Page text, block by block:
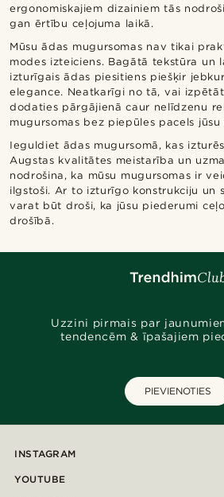
ergonomiskajiem dizainiem tās
gan ērtību ceļojuma laikā.
Mūsu ādas mugursomas nav tikai
modes izteiciens. Bagātā tekstūra un
izturīgais ādas piesitiens piešķir
elegance. Neatkarīgi no tā, vai
dodaties pārgājienā caur nelīdzenu
mugursomas bez piepūles pacels jūsu
Ieguldiet ādas mugursomā, kas
Augstas kvalitātes meistarība un
nodrošina, ka mūsu mugursomas ir
ilgstoši. Ar to izturīgo konstrukciju un
varat būt droši, ka jūsu piederumi
drošībā.
Uzzini pirmais par
tendencēm & īpašajiem
PIEVIENOTIES
INSTAGRAM
YOUTUBE